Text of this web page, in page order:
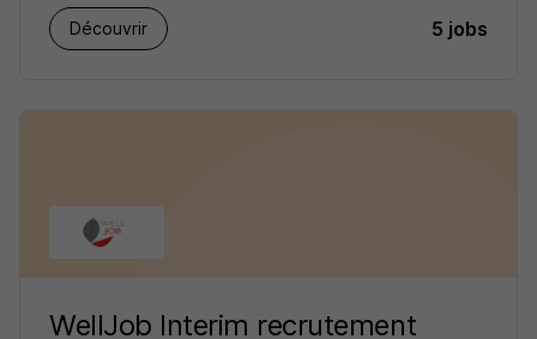
Découvrir 5 jobs
WellJob Interim recrutement